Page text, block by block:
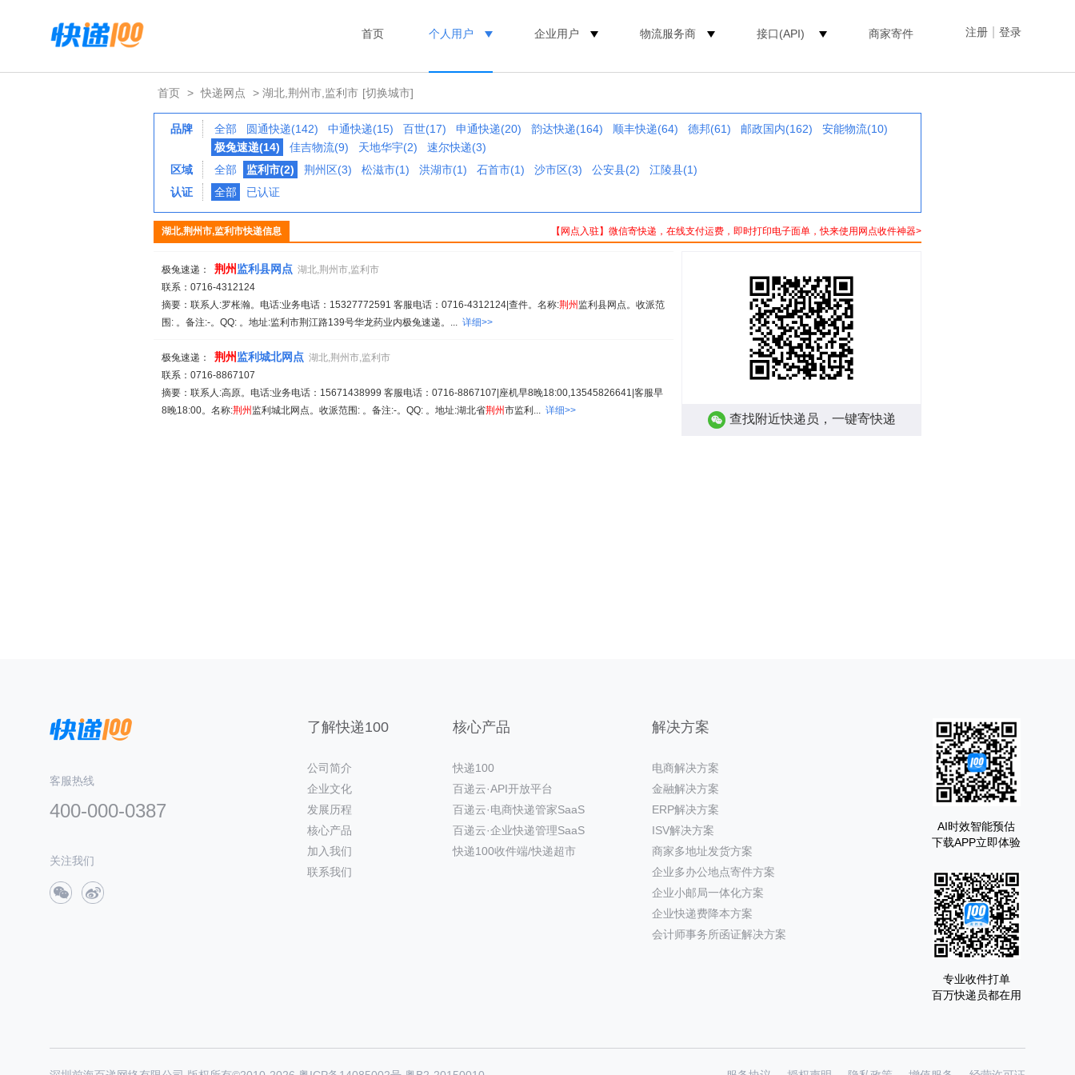
注册 登录
首页 个人用户 企业用户 物流服务商 接口(API) 商家寄件
首页 > 快递网点 > 湖北,荆州市,监利市 [切换城市]
品牌 全部 圆通快递(142) 中通快递(15) 百世(17) 申通快递(20) 韵达快递(164) 顺丰快递(64) 德邦(61) 邮政国内(162)
安能物流(10)
极兔速递(14)
佳吉物流(9) 天地华宇(2)
速尔快递(3)
区域
全部 监利市(2) 荆州区(3) 松滋市(1) 洪湖市(1) 石首市(1) 沙市区(3) 公安县(2)
江陵县(1)
认证
全部 已认证
【网点入驻】微信寄快递，在线支付运费，即时打印电子面单，快来使用网点收件神器>
湖北,荆州市,监利市快递信息
极兔速递： 荆州监利县网点 湖北,荆州市,监利市
联系：0716-4312124
摘要：联系人:罗枨瀚。电话:业务电话：15327772591 客服电话：0716-4312124|查件。名称:荆州 监利县网点。收派范
围: 。备注:-。QQ: 。地址:监利市荆江路139号华龙药业内极兔速递。... 详细>>
极兔速递： 荆州监利城北网点 湖北,荆州市,监利市
联系：0716-8867107
摘要：联系人:高原。电话:业务电话：15671438999 客服电话：0716-8867107|座机早8晚18:00,13545826641|客服早
8晚18:00。名称:荆州 监利城北网点。收派范围: 。备注:-。QQ: 。地址:湖北省荆州市监利... 详细>>
查找附近快递员，一键寄快递
客服热线
400-000-0387
关注我们
了解快递100
公司简介
企业文化
发展历程
核心产品
加入我们
联系我们
核心产品
快递100
百递云·API开放平台
百递云·电商快递管家SaaS
百递云·企业快递管理SaaS
快递100收件端/快递超市
解决方案
电商解决方案
金融解决方案
ERP解决方案
ISV解决方案
商家多地址发货方案
企业多办公地点寄件方案
企业小邮局一体化方案
企业快递费降本方案
会计师事务所函证解决方案
AI时效智能预估
下载APP立即体验
专业收件打单
百万快递员都在用